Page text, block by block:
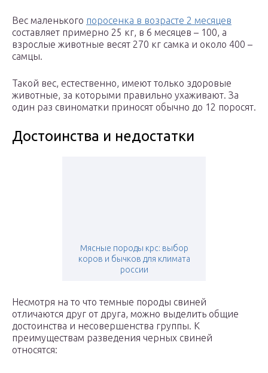
Вес маленького поросенка в возрасте 2 месяцев
составляет примерно 25 кг, в 6 месяцев – 100, а
взрослые животные весят 270 кг самка и около 400 –
самцы.
Такой вес, естественно, имеют только здоровые
животные, за которыми правильно ухаживают. За
один раз свиноматки приносят обычно до 12 поросят.
Достоинства и недостатки
Мясные породы крс: выбор
коров и бычков для климата
россии
Несмотря на то что темные породы свиней
отличаются друг от друга, можно выделить общие
достоинства и несовершенства группы. К
преимуществам разведения черных свиней
относятся: